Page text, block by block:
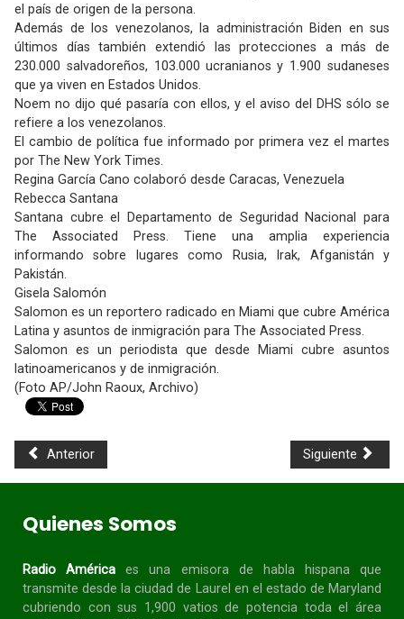
el país de origen de la persona.
Además de los venezolanos, la administración Biden en sus
últimos días también extendió las protecciones a más de
230.000 salvadoreños, 103.000 ucranianos y 1.900 sudaneses
que ya viven en Estados Unidos.
Noem no dijo qué pasaría con ellos, y el aviso del DHS sólo se
refiere a los venezolanos.
El cambio de política fue informado por primera vez el martes
por The New York Times.
Regina García Cano colaboró ​​desde Caracas, Venezuela
Rebecca Santana
Santana cubre el Departamento de Seguridad Nacional para
The Associated Press. Tiene una amplia experiencia
informando sobre lugares como Rusia, Irak, Afganistán y
Pakistán.
Gisela Salomón
Salomon es un reportero radicado en Miami que cubre América
Latina y asuntos de inmigración para The Associated Press.
Salomon es un periodista que desde Miami cubre asuntos
latinoamericanos y de inmigración.
(Foto AP/John Raoux, Archivo)
Anterior Siguiente
Quienes Somos
Radio América es una emisora de habla hispanaque
transmite desde la ciudad de Laurel en el estado de Maryland
cubriendo con sus 1,900 vatios de potencia toda el área